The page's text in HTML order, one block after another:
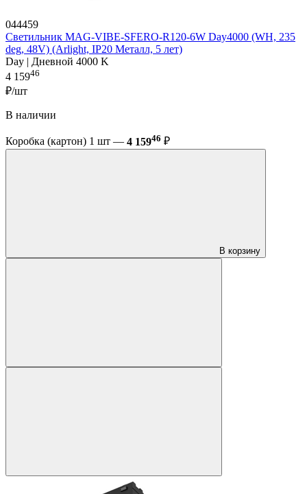
044459
Светильник MAG-VIBE-SFERO-R120-6W Day4000 (WH, 235
deg, 48V) (Arlight, IP20 Металл, 5 лет)
Day | Дневной 4000 K
4 15946
₽/шт
В наличии
Коробка (картон) 1 шт — 4 15946 ₽
В корзину